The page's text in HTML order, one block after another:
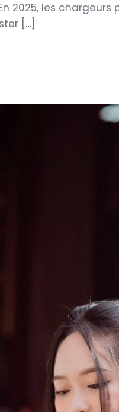
2025, les chargeurs
[…]